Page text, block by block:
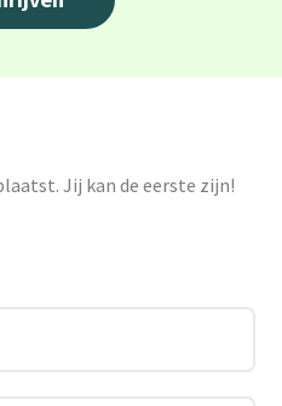
Jij kan de eerste zijn!